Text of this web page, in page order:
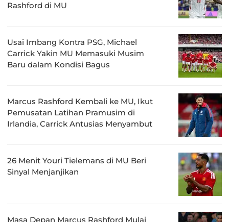
Rashford di MU
Usai Imbang Kontra PSG, Michael
Carrick Yakin MU Memasuki Musim
Baru dalam Kondisi Bagus
Marcus Rashford Kembali ke MU, Ikut
Pemusatan Latihan Pramusim di
Irlandia, Carrick Antusias Menyambut
26 Menit Youri Tielemans di MU Beri
Sinyal Menjanjikan
Masa Depan Marcus Rashford Mulai